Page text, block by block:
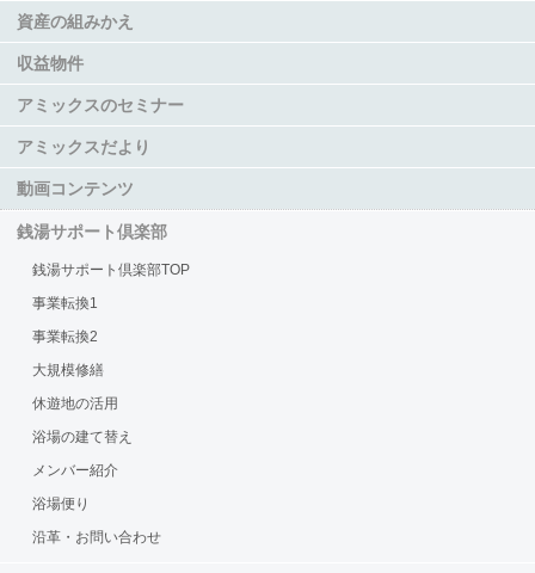
資産の組みかえ
収益物件
アミックスのセミナー
アミックスだより
動画コンテンツ
銭湯サポート倶楽部
銭湯サポート倶楽部TOP
事業転換1
事業転換2
大規模修繕
休遊地の活用
浴場の建て替え
メンバー紹介
浴場便り
沿革・お問い合わせ